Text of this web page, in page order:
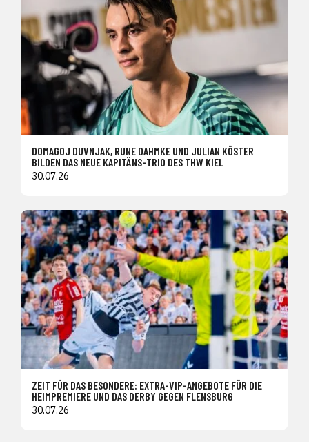
DOMAGOJ DUVNJAK, RUNE DAHMKE UND JULIAN KÖSTER
BILDEN DAS NEUE KAPITÄNS-TRIO DES THW KIEL
30.07.26
ZEIT FÜR DAS BESONDERE: EXTRA-VIP-ANGEBOTE FÜR DIE
HEIMPREMIERE UND DAS DERBY GEGEN FLENSBURG
30.07.26